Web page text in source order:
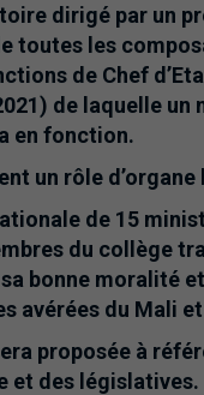
dirigé par un
toutes les
de Chef
de laquelle
en fonction.
un rôle
de 15
du collège
bonne moralité
avérées du Mali
proposée à
et des législatives.